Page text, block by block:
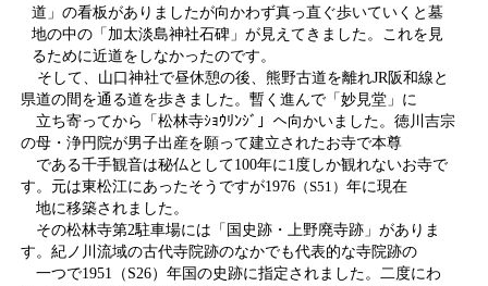
道」の看板がありましたが向かわず真っ直ぐ歩いていくと墓
地の中の「加太淡島神社石碑」が見えてきました。これを見
るために近道をしなかったのです。
そして、山口神社で昼休憩の後、熊野古道を離れJR阪和線と
県道の間を通る道を歩きました。暫く進んで「妙見堂」に
立ち寄ってから「松林寺ｼｮｳﾘﾝｼﾞ」へ向かいました。徳川吉宗
の母・浄円院が男子出産を願って建立されたお寺で本尊
である千手観音は秘仏として100年に1度しか観れないお寺で
す。元は東松江にあったそうですが1976（S51） 年に現在
地に移築されました。
その松林寺第2駐車場には「国史跡・上野廃寺跡」がありま
す。紀ノ川流域の古代寺院跡のなかでも代表的な寺院跡の
一つで1951（S26）年国の史跡に指定されました。二度にわ